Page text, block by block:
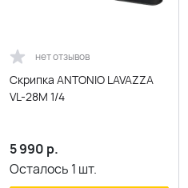
нет отзывов
Скрипка ANTONIO LAVAZZA
VL-28M 1/4
5 990 р.
Осталось 1 шт.